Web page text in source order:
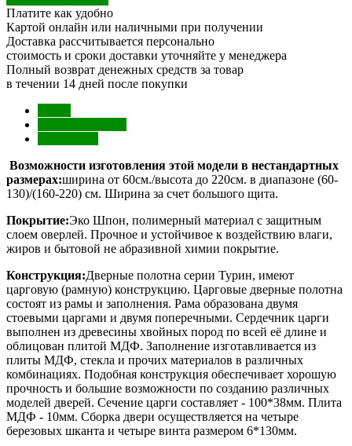
Платите как удобно
Картой онлайн или наличными при получении
Доставка рассчитывается персонально
стоимость и сроки доставки уточняйте у менеджера
Полный возврат денежных средств за товар
в течении 14 дней после покупки
Возможности изготовления этой модели в нестандартных
размерах:ширина от 60см./высота до 220см. в диапазоне (60-
130)/(160-220) см. Ширина за счет большого щита.
Покрытие:Эко Шпон, полимерный материал с защитным
слоем оверлей. Прочное и устойчивое к воздействию влаги,
жиров и бытовой не абразивной химии покрытие.
Конструкция:Дверные полотна серии Турин, имеют
царговую (рамную) конструкцию. Царговые дверные полотна
состоят из рамы и заполнения. Рама образована двумя
стоевыми царгами и двумя поперечными. Сердечник царги
выполнен из древесины хвойных пород по всей её длине и
облицован плитой МДФ. Заполнение изготавливается из
плиты МДФ, стекла и прочих материалов в различных
комбинациях. Подобная конструкция обеспечивает хорошую
прочность и большие возможности по созданию различных
моделей дверей. Сечение царги составляет - 100*38мм. Плита
МДФ - 10мм. Сборка двери осуществляется на четыре
березовых шканта и четыре винта размером 6*130мм.